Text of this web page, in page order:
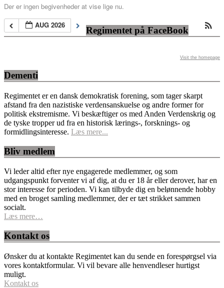
Der er ingen begivenheder at vise lige nu.
AUG 2026
Regimentet på FaceBook
Visit the homepage
Dementi
Regimentet er en dansk demokratisk forening, som tager skarpt
afstand fra den nazistiske verdensanskuelse og andre former for
politisk ekstremisme. Vi beskæftiger os med Anden Verdenskrig og
de tyske tropper ud fra en historisk lærings-, forsknings- og
formidlingsinteresse. Læs mere...
Bliv medlem
Vi leder altid efter nye engagerede medlemmer, og som
udgangspunkt forventer vi af dig, at du er 18 år eller derover, har en
stor interesse for perioden. Vi kan tilbyde dig en belønnende hobby
med en broget samling medlemmer, der er tæt strikket sammen
socialt.
Læs mere…
Kontakt os
Ønsker du at kontakte Regimentet kan du sende en forespørgsel via
vores kontaktformular. Vi vil bevare alle henvendleser hurtigst
muligt.
Kontakt os